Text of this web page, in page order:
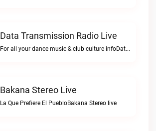
Data Transmission Radio Live
For all your dance music & club culture infoData Transmission Radio live
Bakana Stereo Live
La Que Prefiere El PuebloBakana Stereo live